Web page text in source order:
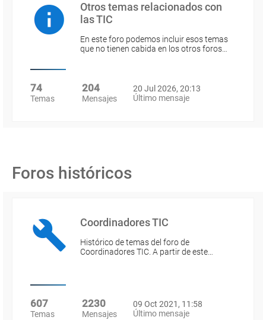
Otros temas relacionados con
las TIC
En este foro podemos incluir esos temas
que no tienen cabida en los otros foros…
74
Temas
204
Mensajes
20 Jul 2026, 20:13
Último mensaje
Foros históricos
Coordinadores TIC
Histórico de temas del foro de
Coordinadores TIC. A partir de este…
607
Temas
2230
Mensajes
09 Oct 2021, 11:58
Último mensaje